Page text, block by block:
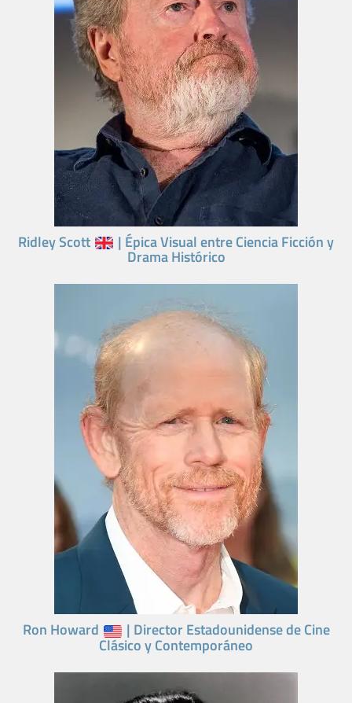
Ridley Scott | Épica Visual entre Ciencia Ficción y
Drama Histórico
Ron Howard | Director Estadounidense de Cine
Clásico y Contemporáneo